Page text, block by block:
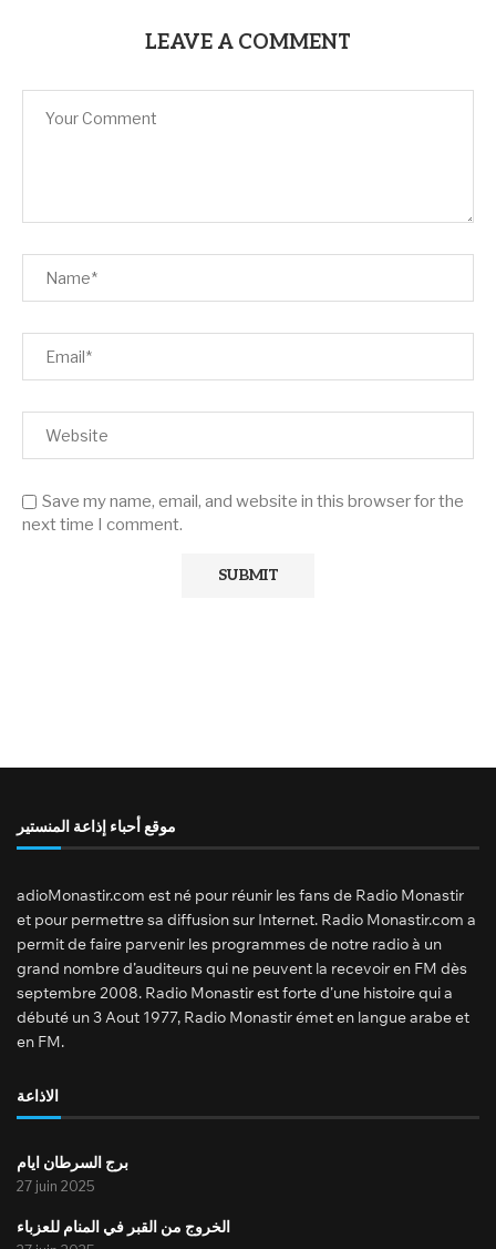
LEAVE A COMMENT
Save my name, email, and website in this browser for the
next time I comment.
موقع أحباء إذاعة المنستير
adioMonastir.com est né pour réunir les fans de Radio Monastir
et pour permettre sa diffusion sur Internet. Radio Monastir.com a
permit de faire parvenir les programmes de notre radio à un
grand nombre d’auditeurs qui ne peuvent la recevoir en FM dès
septembre 2008. Radio Monastir est forte d’une histoire qui a
débuté un 3 Aout 1977, Radio Monastir émet en langue arabe et
en FM.
الاذاعة
برج السرطان ايام
27 juin 2025
الخروج من القبر في المنام للعزباء